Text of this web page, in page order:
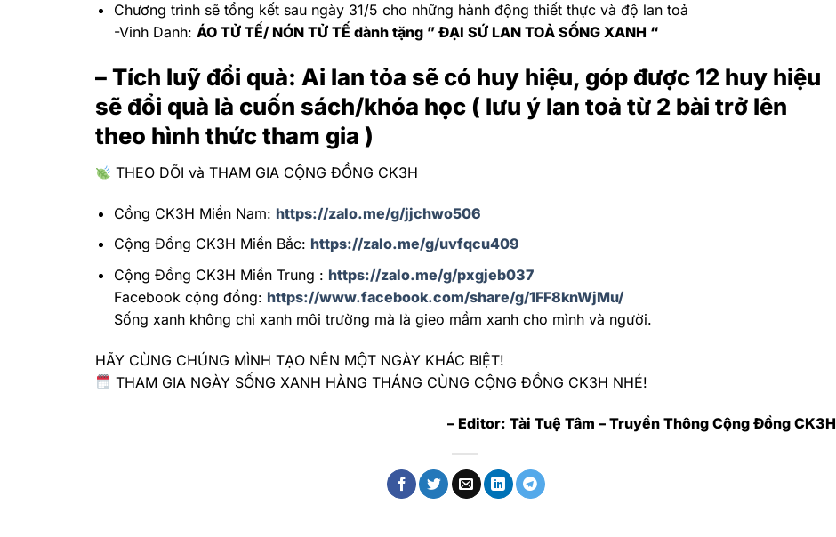
Chương trình sẽ tổng kết sau ngày 31/5 cho những hành động thiết thực và độ lan toả
-Vinh Danh: ÁO TỬ TẾ/ NÓN TỬ TẾ dành tặng ” ĐẠI SỨ LAN TOẢ SỐNG XANH “
– Tích luỹ đổi quà: Ai lan tỏa sẽ có huy hiệu, góp được 12 huy hiệu
sẽ đổi quà là cuốn sách/khóa học ( lưu ý lan toả từ 2 bài trở lên
theo hình thức tham gia )
THEO DÕI và THAM GIA CỘNG ĐỒNG CK3H
Cồng CK3H Miền Nam: https://zalo.me/g/jjchwo506
Cộng Đồng CK3H Miền Bắc: https://zalo.me/g/uvfqcu409
Cộng Đồng CK3H Miền Trung : https://zalo.me/g/pxgjeb037
Facebook cộng đồng: https://www.facebook.com/share/g/1FF8knWjMu/
Sống xanh không chỉ xanh môi trường mà là gieo mầm xanh cho mình và người.
HÃY CÙNG CHÚNG MÌNH TẠO NÊN MỘT NGÀY KHÁC BIỆT!
THAM GIA NGÀY SỐNG XANH HÀNG THÁNG CÙNG CỘNG ĐỒNG CK3H NHÉ!
– Editor: Tài Tuệ Tâm – Truyền Thông Cộng Đồng CK3H